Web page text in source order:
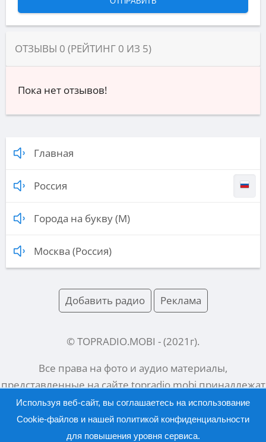
ОТЗЫВЫ 0 (РЕЙТИНГ 0 ИЗ 5)
Пока нет отзывов!
Главная
Россия
Города на букву (М)
Москва (Россия)
Добавить радио Реклама
© TOPRADIO.MOBI - (2021 г).
Все права на фото и аудио материалы,
представленные на сайтеtopradio.mobiпринадлежат
их законным владельцам.
Используя веб-сайт, вы соглашаетесь на использование
Cookie-файлов и нашей политикой конфиденциальности
для повышения уровня сервиса.